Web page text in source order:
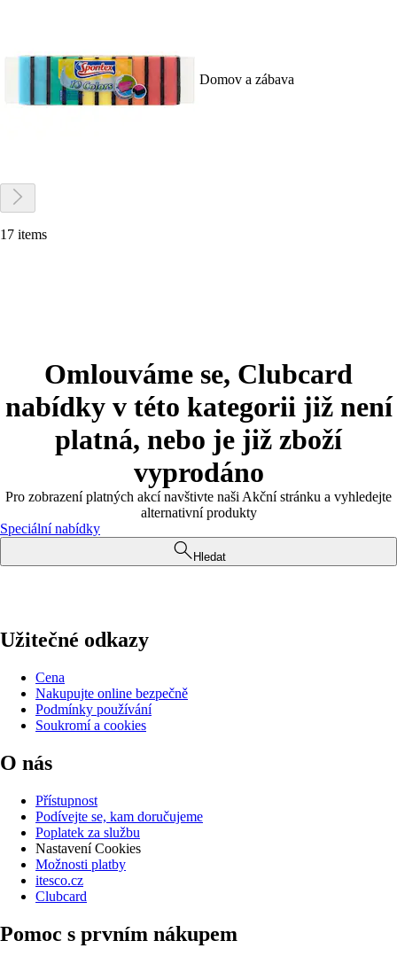
Domov a zábava
17 items
Omlouváme se, Clubcard
nabídky v této kategorii již není
platná, nebo je již zboží
vyprodáno
Pro zobrazení platných akcí navštivte naši Akční stránku a vyhledejte
alternativní produkty
Speciální nabídky
Hledat
Užitečné odkazy
Cena
Nakupujte online bezpečně
Podmínky používání
Soukromí a cookies
O nás
Přístupnost
Podívejte se, kam doručujeme
Poplatek za službu
Nastavení Cookies
Možnosti platby
itesco.cz
Clubcard
Pomoc s prvním nákupem